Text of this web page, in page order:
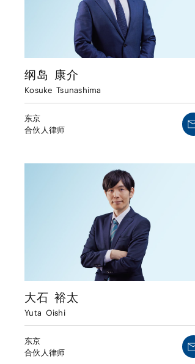
纲岛 康介
Kosuke Tsunashima
东京
合伙人律师
大石 裕太
Yuta Oishi
东京
合伙人律师